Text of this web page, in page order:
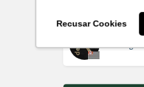
Recusar Cookies
Rdesign